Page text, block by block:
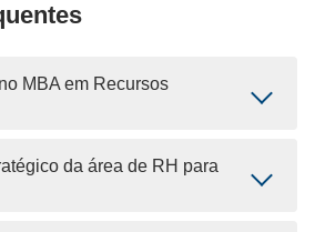
MBA em Recursos
da área de RH para